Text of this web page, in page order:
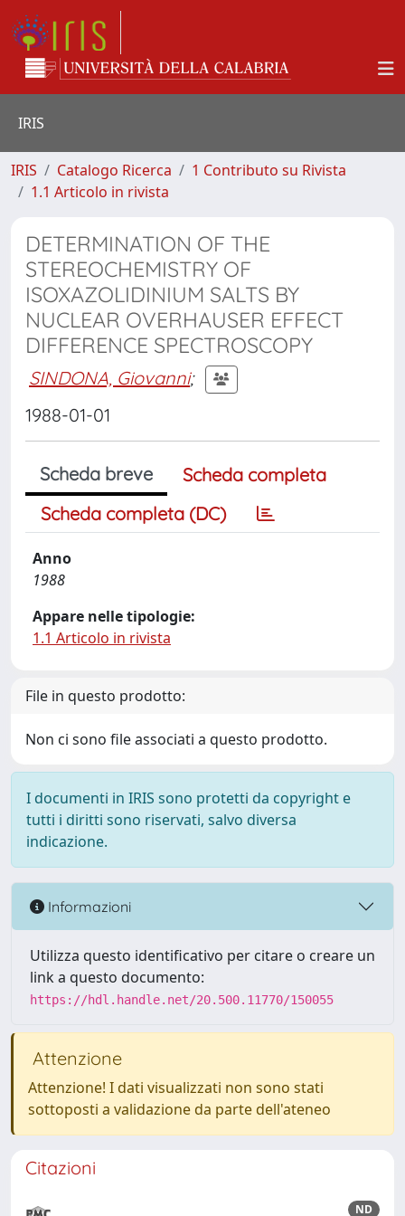
IRIS
IRIS Catalogo Ricerca
1 Contributo su Rivista
1.1 Articolo in rivista
DETERMINATION OF THE
STEREOCHEMISTRY OF
ISOXAZOLIDINIUM SALTS BY
NUCLEAR OVERHAUSER EFFECT
DIFFERENCE SPECTROSCOPY
SINDONA, Giovanni;
1988-01-01
Scheda breve
Scheda completa
Scheda completa (DC)
Anno
1988
Appare nelle tipologie:
1.1 Articolo in rivista
File in questo prodotto:
Non ci sono file associati a questo prodotto.
I documenti in IRIS sono protetti da copyright e
tutti i diritti sono riservati, salvo diversa
indicazione.
Informazioni
Utilizza questo identificativo per citare o creare un
link a questo documento:
https://hdl.handle.net/20.500.11770/150055
Attenzione
Attenzione! I dati visualizzati non sono stati
sottoposti a validazione da parte dell'ateneo
Citazioni
ND